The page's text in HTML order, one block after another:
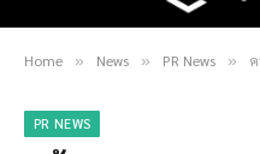
Home » News » PR News » ค
PR NEWS